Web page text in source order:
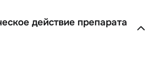
действие препарата